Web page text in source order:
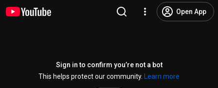
Open App
Sign in to confirm you’re not a bot
This helps protect our community.
Learn more